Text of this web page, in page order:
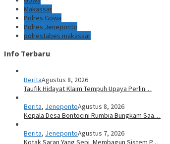
Makassar
Polres Gowa
Polres Jeneponto
polrestabes makassar
Info Terbaru
BeritaAgustus 8, 2026
Taufik Hidayat Klaim Tempuh Upaya Perlin…
Berita, JenepontoAgustus 8, 2026
Kepala Desa Bontocini Rumbia Bungkam Saa…
Berita, JenepontoAgustus 7, 2026
Kotak Saran Yang Sepi .Membagun Sistem P…